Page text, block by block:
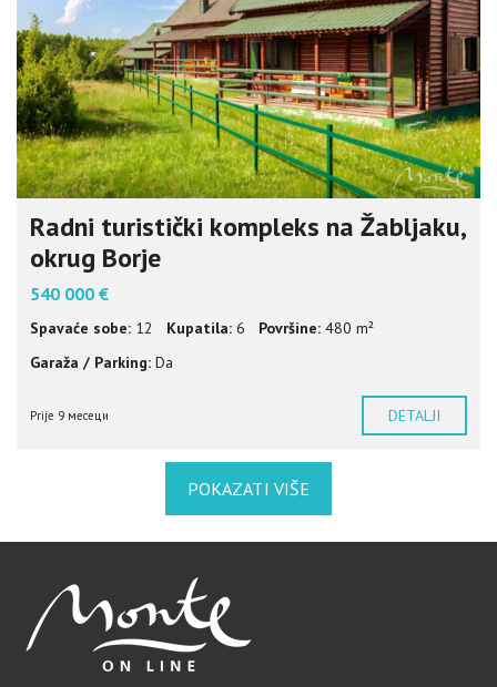
Radni turistički kompleks na Žabljaku,
okrug Borje
540 000 €
Spavaće sobe: 12 Kupatila: 6 Površine: 480 m²
Garaža / Parking: Da
Prije 9 месеци DETALJI
POKAZATI VIŠE